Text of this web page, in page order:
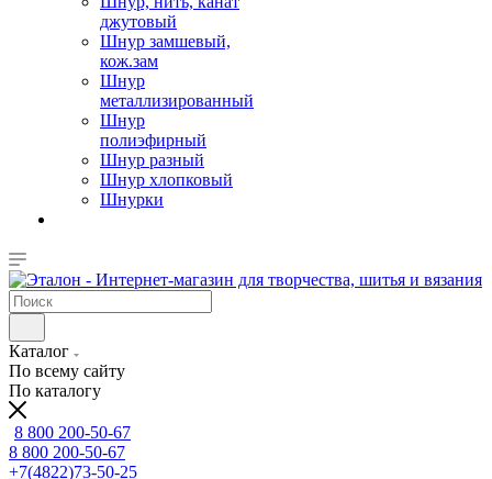
джутовый
Шнур замшевый,
кож.зам
Шнур
металлизированный
Шнур
полиэфирный
Шнур разный
Шнур хлопковый
Шнурки
Каталог
По всему сайту
По каталогу
8 800 200-50-67
8 800 200-50-67
+7(4822)73-50-25